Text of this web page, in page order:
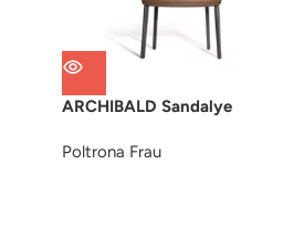
ARCHIBALD Sandalye
Poltrona Frau